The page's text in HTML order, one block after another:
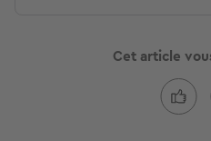
Cet article